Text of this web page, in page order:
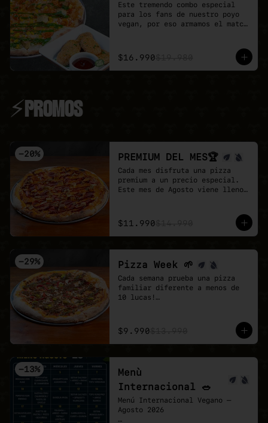
Este tremendo combo especial
para los fans de nuestro poyo
vegan, por eso armamos el match
elección + porción de Poyo
Tender + salsa buffalo + salsa
BBQ.
$16.990
⚡PROMOS
-20% PREMIUM DEL MES🏆
Cada mes disfruta una pizza
premium a un precio especial.
Este mes de Agosto viene lleno
- Poyo tender, carne mex,
salchicha, pepperoni y un toque
de salsa barbecue sobre base de
$11.990
-29% Pizza Week 🌱
Cada semana prueba una pizza
familiar diferente a menos de
10 lucas!
- Carne vegetal sazonada estilo
mexicano, pimentón tatemado,
jalapeño encurtido y un shot de
$9.990
-13%
Menù
Internacional 🥗
Menú Internacional Vegano —
Agosto 2026